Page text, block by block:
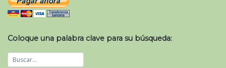
Coloque una palabra clave para su búsqueda: